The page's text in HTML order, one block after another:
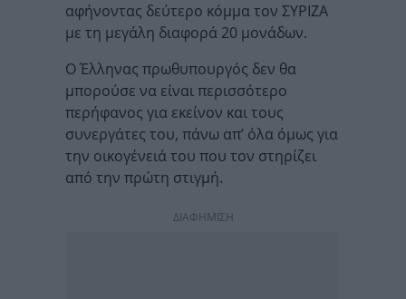
αφήνοντας δεύτερο κόμμα τον ΣΥΡΙΖΑ
με τη μεγάλη διαφορά 20 μονάδων.
Ο Έλληνας πρωθυπουργός δεν θα
μπορούσε να είναι περισσότερο
περήφανος για εκείνον και τους
συνεργάτες του, πάνω απ’ όλα όμως για
την οικογένειά του που τον στηρίζει
από την πρώτη στιγμή.
ΔΙΑΦΗΜΙΣΗ